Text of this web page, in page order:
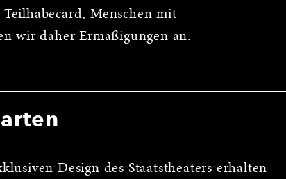
Menschen mit
wir daher Ermäßigungen an.
Design des Staatstheaters erhalten